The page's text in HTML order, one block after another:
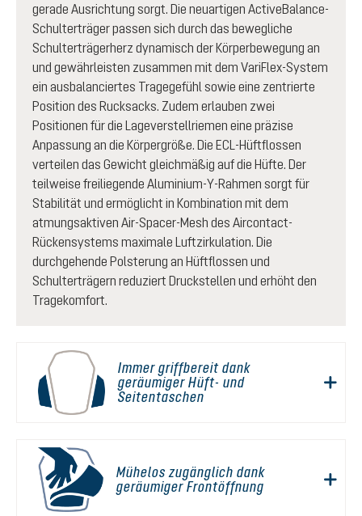
gerade Ausrichtung sorgt. Die neuartigen ActiveBalance-
Schulterträger passen sich durch das bewegliche
Schulterträgerherz dynamisch der Körperbewegung an
und gewährleisten zusammen mit dem VariFlex-System
ein ausbalanciertes Tragegefühl sowie eine zentrierte
Position des Rucksacks. Zudem erlauben zwei
Positionen für die Lageverstellriemen eine präzise
Anpassung an die Körpergröße. Die ECL-Hüftflossen
verteilen das Gewicht gleichmäßig auf die Hüfte. Der
teilweise freiliegende Aluminium-Y-Rahmen sorgt für
Stabilität und ermöglicht in Kombination mit dem
atmungsaktiven Air-Spacer-Mesh des Aircontact-
Rückensystems maximale Luftzirkulation. Die
durchgehende Polsterung an Hüftflossen und
Schulterträgern reduziert Druckstellen und erhöht den
Tragekomfort.
Immer griffbereit dank
geräumiger Hüft- und
Seitentaschen
Mühelos zugänglich dank
geräumiger Frontöffnung